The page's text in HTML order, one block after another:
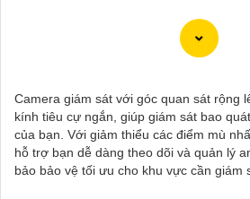
ảnh sắc nét và rõ ràng giúp bạn giám
gian một cách dễ dàng. Với khả năng
tiện lợi, bạn có thể theo dõi từ xa thông
một cách đơn giản. Camera wifi 360 là
bảo vệ nhà cửa, văn phòng hoặc cửa
không phải lo lắng về chất lượng hình
nghệ hiện đại và an ninh tối ưu với
Camera giám sát với góc quan sát rộng
kính tiêu cự ngắn, giúp giám sát bao
của bạn. Với giảm thiểu các điểm mù
hỗ trợ bạn dễ dàng theo dõi và quản lý
bảo bảo vệ tối ưu cho khu vực cần giám